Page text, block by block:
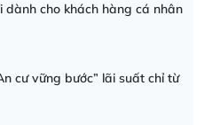
cho khách hàng cá nhân
cư vững bước” lãi suất chỉ từ